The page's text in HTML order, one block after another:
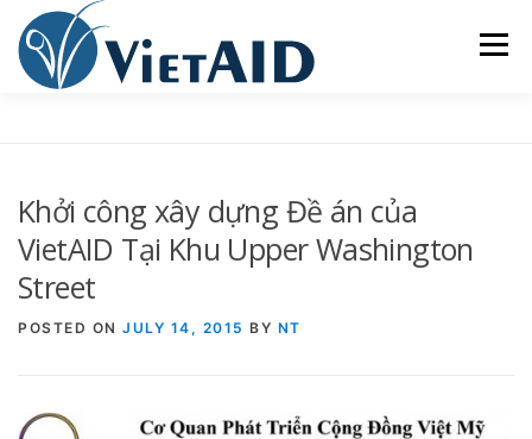
content
Menu
TRUNG TÂM CỘNG ĐỒNG SINH HOẠT
Khởi công xây dựng Đề án của
VietAID Tại Khu Upper Washington
Street
POSTED ON JULY 14, 2015 BY NT